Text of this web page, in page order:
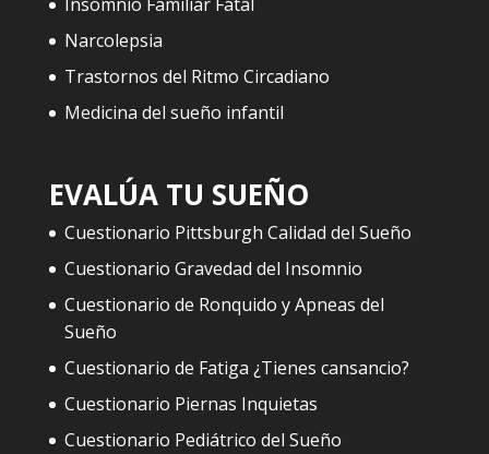
Narcolepsia
Trastornos del Ritmo Circadiano
Medicina del sueño infantil
EVALÚA TU SUEÑO
Cuestionario Pittsburgh Calidad del Sueño
Cuestionario Gravedad del Insomnio
Cuestionario de Ronquido y Apneas del
Sueño
Cuestionario de Fatiga ¿Tienes cansancio?
Cuestionario Piernas Inquietas
Cuestionario Pediátrico del Sueño